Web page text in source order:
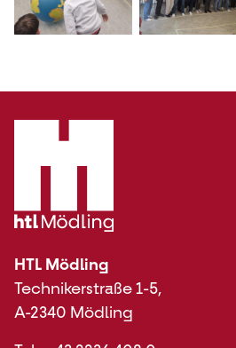
HTL Mödling
Technikerstraße 1-5,
A-2340 Mödling